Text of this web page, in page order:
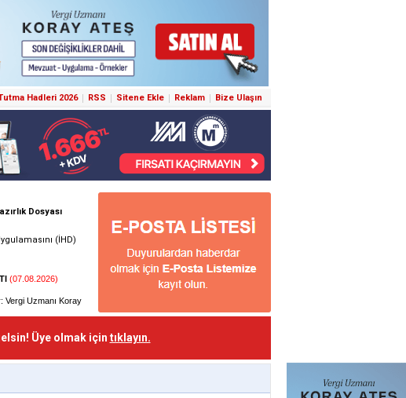
Hadleri 2026 RSS Sitene Ekle Reklam Bize Ulaşın
Üye olmak için tıklayın.